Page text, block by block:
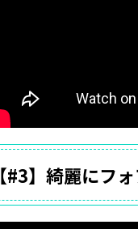
【#3】綺麗にフ